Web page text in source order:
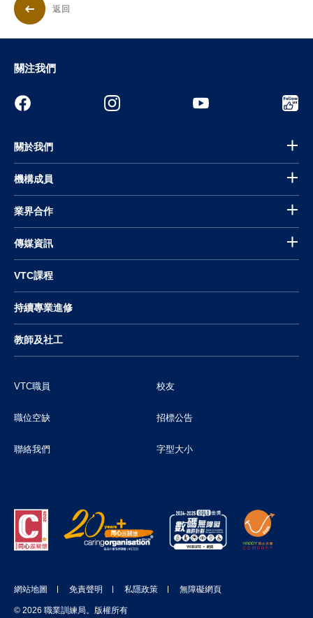
返回
關注我們
關於我們
機構成員
業界合作
傳媒資訊
VTC課程
持續專業進修
教師及社工
VTC職員 校友
職位空缺 招標公告
聯絡我們 字型大小
網站地圖 免責聲明 私隱政策 無障礙網頁
© 2026 職業訓練局。版權所有